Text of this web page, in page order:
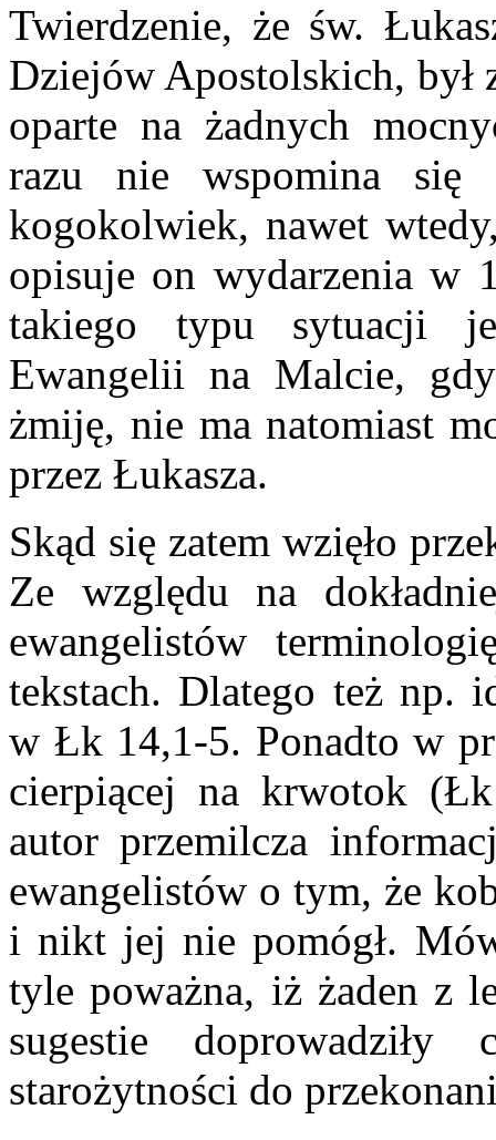
Twierdzenie, że św.
Dziejów Apostolskich, był
oparte na żadnych
razu nie wspomina
kogokolwiek, nawet
opisuje on wydarzenia w
takiego typu sytuacji
Ewangelii na Malcie,
żmiję, nie ma natomiast
przez Łukasza.
Skąd się zatem wzięło
Ze względu na
ewangelistów
tekstach. Dlatego też np.
w Łk 14,1-5. Ponadto w
cierpiącej na krwotok
autor przemilcza
ewangelistów o tym, że
i nikt jej nie pomógł.
tyle poważna, iż żaden z
sugestie
starożytności do